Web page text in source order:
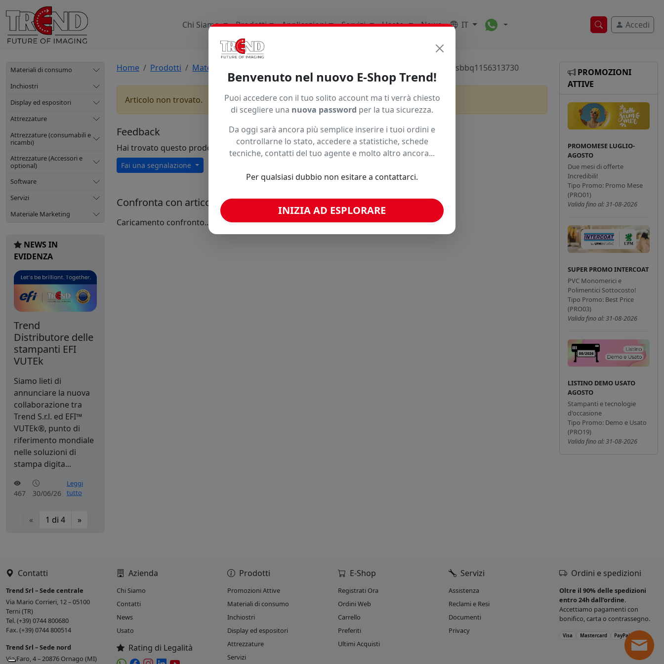
Ricerca veloce
Accedi
Chi Siamo Prodotti Applicazioni Servizi Usato News IT Toggle Dropdown
Materiali di consumo
Inchiostri
Display ed espositori
Attrezzature
Attrezzature (consumabili e
ricambi)
Attrezzature (Accessori e
optional)
Software
Servizi
Materiale Marketing
NEWS IN
EVIDENZA
Trend
Distributore delle
stampanti EFI
VUTEk
Siamo lieti di
annunciare la nuova
collaborazione tra
Trend S.r.l. ed EFI™
VUTEk®, punto di
riferimento mondiale
nelle soluzioni di
stampa digita...
467 30/06/26
Leggi
tutto
« 1 di 4 »
Home Prodotti Materiali Di Consumo Pcasbbq1156313730
Articolo non trovato.
Feedback
Hai trovato questo prodotto ad un prezzo più basso?
Fai una segnalazione
Confronta con articoli simili
Caricamento confronto...
PROMOZIONI
ATTIVE
PROMOMESE LUGLIO-
AGOSTO
Due mesi di offerte
Incredibili!
Tipo Promo: Promo Mese
(PRO01)
Valida fino al: 31-08-2026
SUPER PROMO INTERCOAT
PVC Monomerici e
Polimentici Sottocosto!
Tipo Promo: Best Price
(PRO03)
Valida fino al: 31-08-2026
LISTINO DEMO USATO
AGOSTO
Stampanti e tecnologie
d'occasione
Tipo Promo: Demo e Usato
(PRO19)
Valida fino al: 31-08-2026
Contatti
Trend Srl – Sede centrale
Via Mario Corrieri, 12 – 05100
Terni (TR)
Tel. (+39) 0744 800680
Fax. (+39) 0744 800514
Trend Srl – Sede nord
Via Faro, 4 – 20876 Ornago (MI)
Azienda
Chi Siamo
Contatti
News
Usato
Rating di Legalità
Prodotti
Promozioni Attive
Materiali di consumo
Inchiostri
Display ed espositori
Attrezzature
Servizi
E-Shop
Registrati Ora
Ordini Web
Carrello
Preferiti
Ultimi Acquisti
Servizi
Assistenza
Reclami e Resi
Documenti
Privacy
Ordini e spedizioni
Oltre il 90% delle spedizioni
entro 24h dall’ordine.
Accettiamo pagamenti con
bonifico, carta o contrassegno.
Visa Mastercard PayPal
Benvenuto nel nuovo E-Shop Trend!
Puoi accedere con il tuo solito account ma ti verrà chiesto
di scegliere una nuova password per la tua sicurezza.
Da oggi sarà ancora più semplice inserire i tuoi ordini e
controllarne lo stato, accedere a statistiche, schede
tecniche, contatti del tuo agente e molto altro ancora...
Per qualsiasi dubbio non esitare a contattarci.
INIZIA AD ESPLORARE